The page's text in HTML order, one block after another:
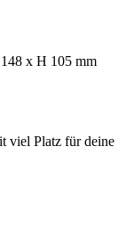
x H 105 mm
viel Platz für deine